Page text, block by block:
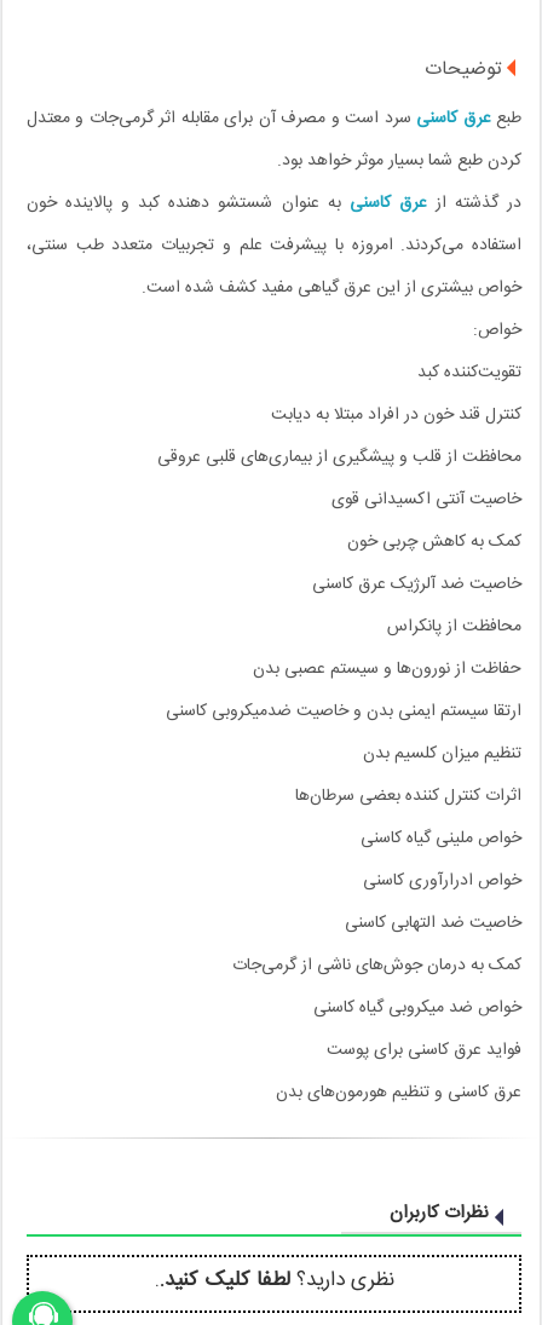
توضیحات
طبععرق کاسنی سرد است و مصرف آن برای مقابله اثر گرمی‌جات و معتدل
کردن طبع شما بسیار موثر خواهد بود.
در گذشته ازعرق کاسنی به عنوان شستشو دهنده کبد و پالاینده خون
استفاده می‌کردند. امروزه با پیشرفت علم و تجربیات متعدد طب سنتی،
خواص بیشتری از این عرق گیاهی مفید کشف شده است.
خواص:
تقویت‌کننده کبد
کنترل قند خون در افراد مبتلا به دیابت
محافظت از قلب و پیشگیری از بیماری‌های قلبی عروقی
خاصیت آنتی اکسیدانی قوی
کمک به کاهش چربی خون
خاصیت ضد آلرژیک عرق کاسنی
محافظت از پانکراس
حفاظت از نورون‌ها و سیستم عصبی بدن
ارتقا سیستم ایمنی بدن و خاصیت ضدمیکروبی کاسنی
تنظیم میزان کلسیم بدن
اثرات کنترل کننده بعضی سرطان‌ها
خواص ملینی گیاه کاسنی
خواص ادرارآوری کاسنی
خاصیت ضد التهابی کاسنی
کمک به درمان جوش‌های ناشی از گرمی‌جات
خواص ضد میکروبی گیاه کاسنی
فواید عرق کاسنی برای پوست
عرق کاسنی و تنظیم هورمون‌های بدن
نظرات کاربران
نظری دارید؟لطفا کلیک کنید..